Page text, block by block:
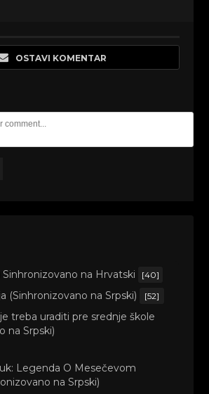
OSTAVI KOMENTAR
Sinhronizovano na Hrvatski [40]
(Sinhronizovano na Srpski) [52]
treba uraditi pre srednje škole
na Srpski)
Legenda O Mesečevom
na Srpski)